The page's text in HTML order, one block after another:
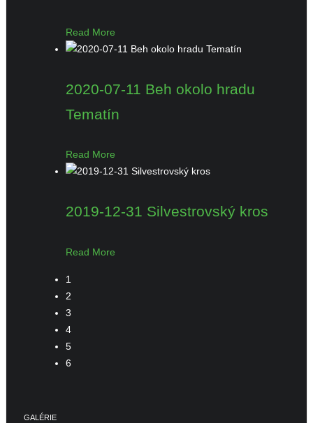
Read More
2020-07-11 Beh okolo hradu
Tematín
Read More
2019-12-31 Silvestrovský kros
Read More
1
2
3
4
5
6
GALÉRIE